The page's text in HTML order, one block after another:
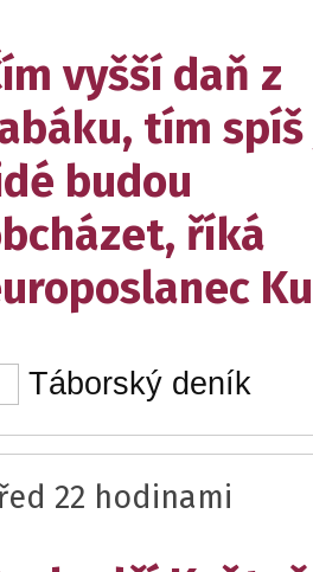
vyšší daň z
tím
budou
říká
Táborský deník
22 hodinami